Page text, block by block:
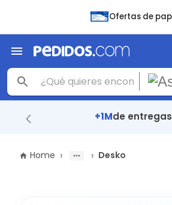
Ofertas de
+1Mde
Home › › Desko